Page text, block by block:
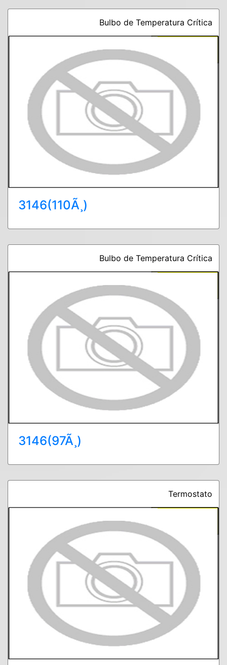
Bulbo de Temperatura Crítica
3146(110Ã¸)
Bulbo de Temperatura Crítica
3146(97Ã¸)
Termostato